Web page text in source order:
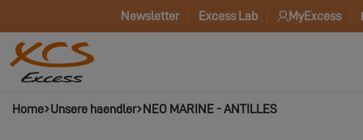
Newsletter Excess Lab MyExcess
Home Unsere haendler NEO MARINE - ANTILLES